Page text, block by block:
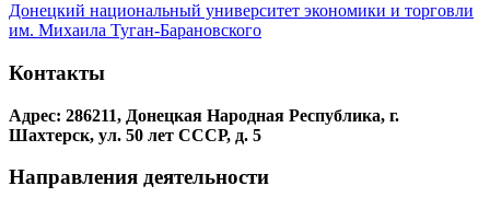
Донецкий национальный университет экономики и торговли
им. Михаила Туган-Барановского
Контакты
Адрес: 286211, Донецкая Народная Республика, г.
Шахтерск, ул. 50 лет СССР, д. 5
Направления деятельности